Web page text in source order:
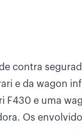
contra
e da wagon
e uma
Os